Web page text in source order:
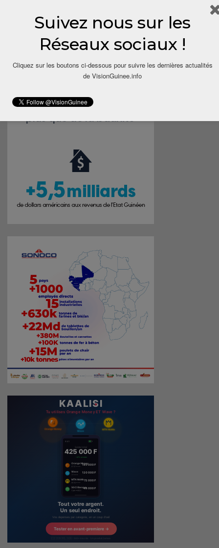
Save my name, email, and website in this browser for the next
time I comment.
Suivez nous sur les
Réseaux sociaux !
Cliquez sur les boutons ci-dessous pour suivre les dernières actualités
de VisionGuinee.info